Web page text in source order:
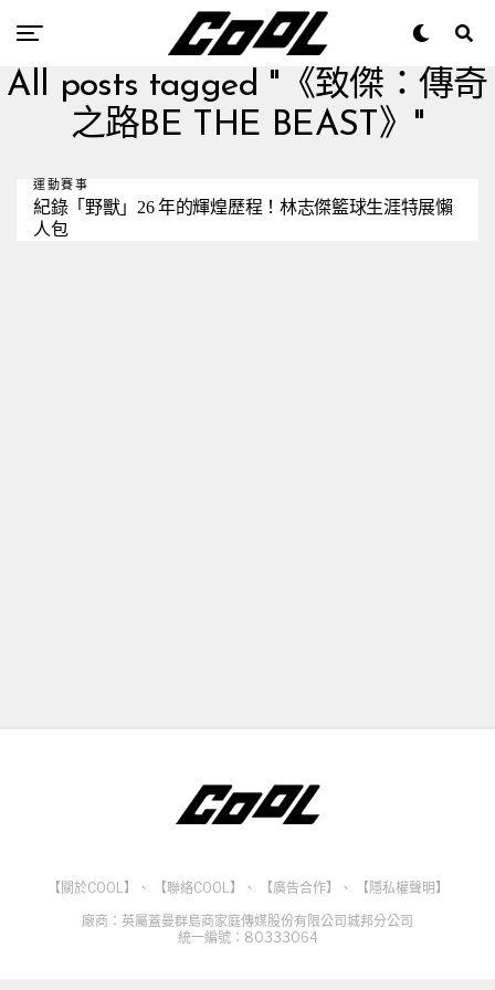
All posts tagged "《致傑：傳奇
之路BE THE BEAST》"
運動賽事
紀錄「野獸」26 年的輝煌歷程！林志傑籃球生涯特展懶
人包
【關於COOL】 、 【聯絡COOL】 、 【廣告合作】 、
【隱私權聲明】
廠商：英屬蓋曼群島商家庭傳媒股份有限公司城邦分公司
統一編號：80333064